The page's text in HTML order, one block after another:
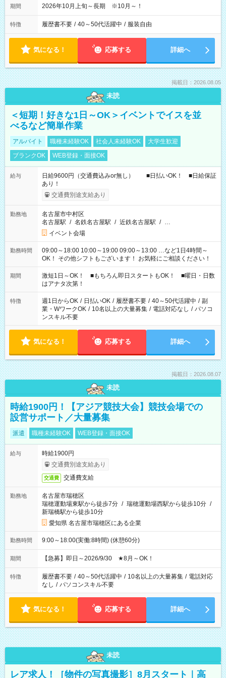
期間 2026年10月上旬～長期 ※10月～！
特徴 履歴書不要 / 40～50代活躍中 / 服装自由
気になる！ 応募する 詳細へ
掲載日：2026.08.05
未読
＜短期！好きな1日～OK＞イベントでイスを並
べるなど簡単作業
アルバイト 職種未経験OK 社会人未経験OK
大学生歓迎
ブランクOK
WEB登録・面接OK
給与
日給9600円（交通費込みor無し） ■日払いOK！ ■日給保証
あり！
交通費別途支給あり
勤務地
名古屋市中村区
名古屋駅 / 名鉄名古屋駅 / 近鉄名古屋駅 / …
イベント会場
勤務時間
09:00～18:00 10:00～19:00 09:00～13:00 …など1日4時間～
OK！ その他シフトもございます！ お気軽にご相談ください！
期間
激短1日～OK！ ■もちろん即日スタートもOK！ ■曜日・日数
はアナタ次第！
特徴 週1日からOK / 日払いOK / 履歴書不要 / 40～50代活躍中 / 副
業・WワークOK / 10名以上の大量募集 / 電話対応なし / パソコ
ンスキル不要
気になる！ 応募する 詳細へ
掲載日：2026.08.07
未読
時給1900円！【アジア競技大会】競技会場での
設営サポート／大量募集
派遣 職種未経験OK WEB登録・面接OK
給与
時給1900円
交通費別途支給あり
交通費 交通費支給
勤務地
名古屋市瑞穂区
瑞穂運動場東駅から徒歩7分 / 瑞穂運動場西駅から徒歩10分 /
新瑞橋駅から徒歩10分
愛知県 名古屋市瑞穂区にある企業
勤務時間 9:00～18:00(実働:8時間) (休憩60分)
期間 【急募】即日～2026/9/30 ★8月～OK！
特徴 履歴書不要 / 40～50代活躍中 / 10名以上の大量募集 / 電話対応
なし / パソコンスキル不要
気になる！ 応募する 詳細へ
未読
レア求人！［物件の写真撮影］8月スタート｜高